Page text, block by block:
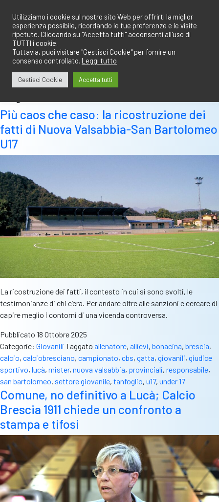
contenuto
Più caos che caso: la ricostruzione dei
fatti di Nuova Valsabbia-San Bartolomeo
U17
La ricostruzione dei fatti, il contesto in cui si sono svolti, le
testimonianze di chi c’era. Per andare oltre alle sanzioni e cercare di
capire meglio i contorni di una vicenda controversa.
Pubblicato 18 Ottobre 2025
Categorie: Giovanili Taggato allenatore, allievi, bonacina, brescia,
calcio, calciobresciano, campionato, cbs, gatta, giovanili, giudice
sportivo, lucà, mister, nuova valsabbia, provinciali, responsabile,
san bartolomeo, settore giovanile, tanfoglio, u17, under 17
Comune, no definitivo a Lucà; Calcio
Brescia 1911 chiede un confronto a
stampa e tifosi
Utilizziamo i cookie sul nostro sito Web per offrirti la miglior
esperienza possibile, ricordando le tue preferenze e le visite
ripetute. Cliccando su "Accetta tutti" acconsenti all'uso di
TUTTI i cookie.
Tuttavia, puoi visitare "Gestisci Cookie" per fornire un
consenso controllato. Leggi tutto
Gestisci Cookie Accetta tutti